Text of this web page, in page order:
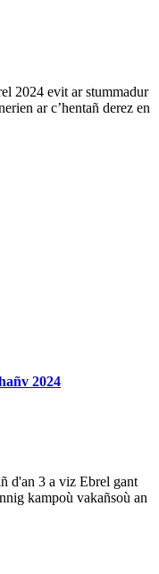
2024 evit ar stummadur
ar c’hentañ derez en
2024
d'an 3 a viz Ebrel gant
kampoù vakañsoù an